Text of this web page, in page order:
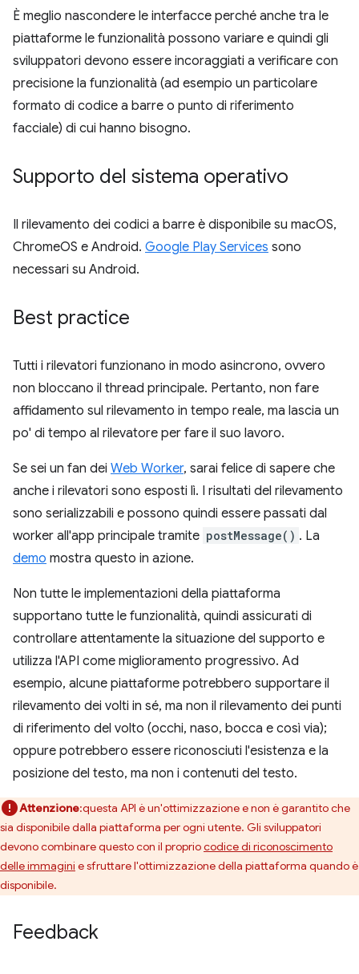
È meglio nascondere le interfacce perché anche tra le
piattaforme le funzionalità possono variare e quindi gli
sviluppatori devono essere incoraggiati a verificare con
precisione la funzionalità (ad esempio un particolare
formato di codice a barre o punto di riferimento
facciale) di cui hanno bisogno.
Supporto del sistema operativo
Il rilevamento dei codici a barre è disponibile su macOS,
ChromeOS e Android. Google Play Services sono
necessari su Android.
Best practice
Tutti i rilevatori funzionano in modo asincrono, ovvero
non bloccano il thread principale. Pertanto, non fare
affidamento sul rilevamento in tempo reale, ma lascia un
po' di tempo al rilevatore per fare il suo lavoro.
Se sei un fan dei Web Worker, sarai felice di sapere che
anche i rilevatori sono esposti lì. I risultati del rilevamento
sono serializzabili e possono quindi essere passati dal
worker all'app principale tramite postMessage() . La
demo mostra questo in azione.
Non tutte le implementazioni della piattaforma
supportano tutte le funzionalità, quindi assicurati di
controllare attentamente la situazione del supporto e
utilizza l'API come miglioramento progressivo. Ad
esempio, alcune piattaforme potrebbero supportare il
rilevamento dei volti in sé, ma non il rilevamento dei punti
di riferimento del volto (occhi, naso, bocca e così via);
oppure potrebbero essere riconosciuti l'esistenza e la
posizione del testo, ma non i contenuti del testo.
Attenzione:questa API è un'ottimizzazione e non è garantito che
sia disponibile dalla piattaforma per ogni utente. Gli sviluppatori
devono combinare questo con il propriocodice di riconoscimento
delle immagini e sfruttare l'ottimizzazione della piattaforma quando è
disponibile.
Feedback